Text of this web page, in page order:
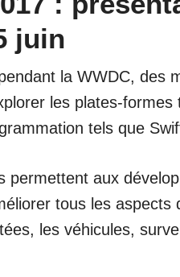
juin
la WWDC, des
les plates-
tels que
permettent aux
tous les
les véhicules,